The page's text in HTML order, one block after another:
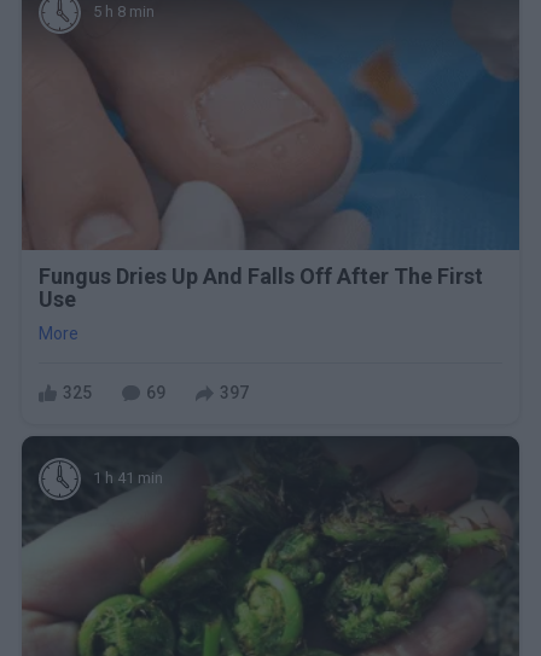
5 h 8 min
Fungus Dries Up And Falls Off After The First
Use
More
325 69 397
1 h 41 min